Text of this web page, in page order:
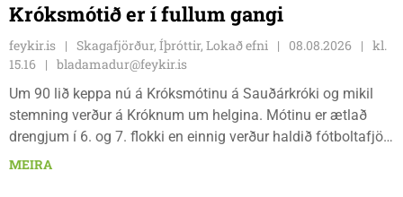
Króksmótið er í fullum gangi
feykir.is Skagafjörður, Íþróttir, Lokað efni 08.08.2026
kl.
15.16
bladamadur@feykir.is
Um 90 lið keppa nú á Króksmótinu á Sauðárkróki og mikil
stemning verður á Króknum um helgina. Mótinu er ætlað
drengjum í 6. og 7. flokki en einnig verður haldið fótboltafjör
fyrir yngri systkini. Mótið hófst í gær, föstudaginn 7. ágúst
MEIRA